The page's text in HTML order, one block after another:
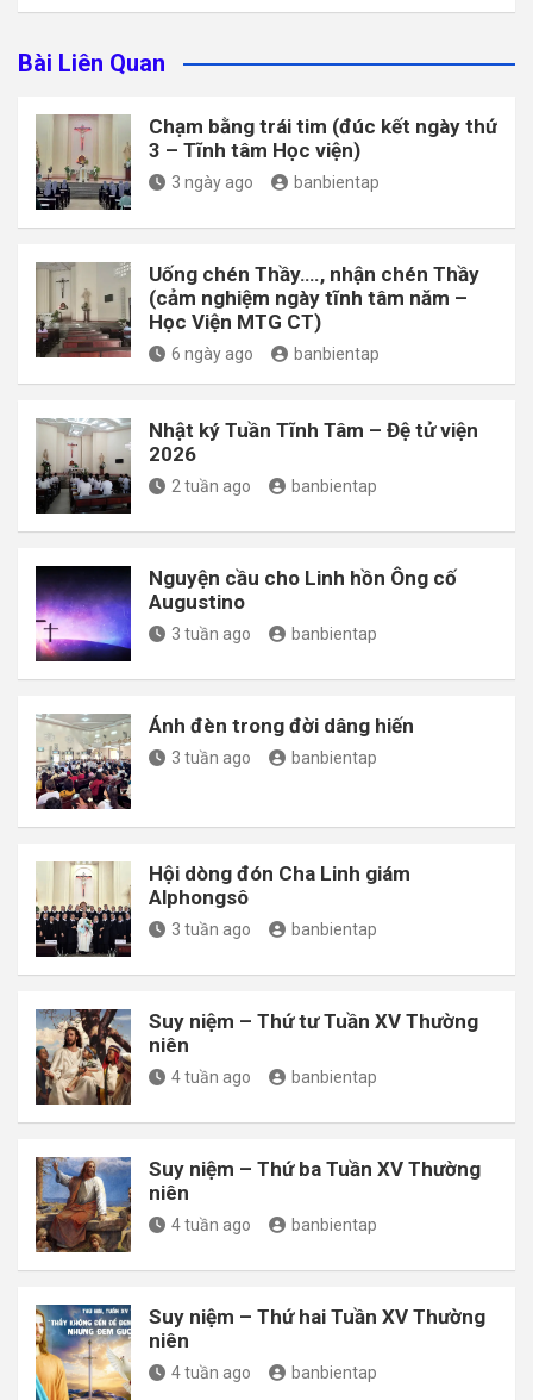
Bài Liên Quan
Chạm bằng trái tim (đúc kết ngày thứ
3 – Tĩnh tâm Học viện)
3 ngày ago banbientap
Uống chén Thầy…., nhận chén Thầy
(cảm nghiệm ngày tĩnh tâm năm –
Học Viện MTG CT)
6 ngày ago banbientap
Nhật ký Tuần Tĩnh Tâm – Đệ tử viện
2026
2 tuần ago banbientap
Nguyện cầu cho Linh hồn Ông cố
Augustino
3 tuần ago banbientap
Ánh đèn trong đời dâng hiến
3 tuần ago banbientap
Hội dòng đón Cha Linh giám
Alphongsô
3 tuần ago banbientap
Suy niệm – Thứ tư Tuần XV Thường
niên
4 tuần ago banbientap
Suy niệm – Thứ ba Tuần XV Thường
niên
4 tuần ago banbientap
Suy niệm – Thứ hai Tuần XV Thường
niên
4 tuần ago banbientap